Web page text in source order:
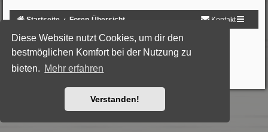
Diese Website nutzt Cookies, um dir den
bestmöglichen Komfort bei der Nutzung zu
bieten. Mehr erfahren
Verstanden!
Startseite Foren-Übersicht Kontakt
Powered byphpBB® Forum Software © phpBB Limited
Deutsche Übersetzung durchphpBB.de
Style: Black-Silver by Joyce&Luna
Datenschutz |Nutzungsbedingungen